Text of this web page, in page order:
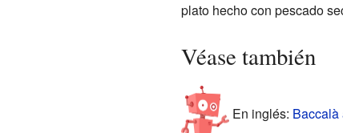
plato hecho con pescado
Véase también
En inglés: Baccalà